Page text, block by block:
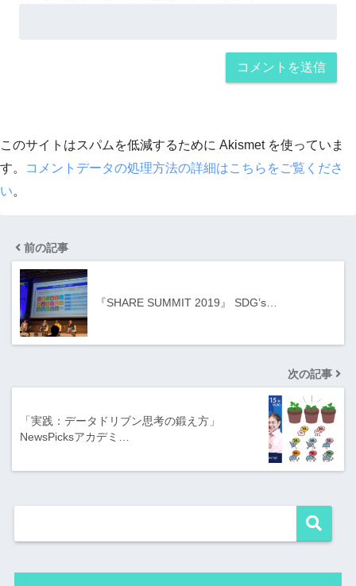
このサイトはスパムを低減するために Akismet を使っていま
す。
コメントデータの処理方法の詳細はこちらをご覧くださ
い。
前の記事
『SHARE SUMMIT 2019』 SDG’s…
次の記事
「実践：データドリブン思考の鍛え方」
NewsPicksアカデミ…